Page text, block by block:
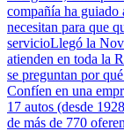
compañía ha guiado
necesitan para que
servicioLlegó la
atienden en toda la
se preguntan por
Confíen en una
17 autos (desde
de más de 770